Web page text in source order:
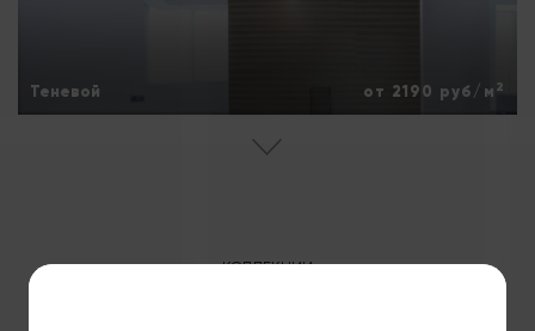
Теневой от 2190 руб/м 2
КОЛЛЕКЦИИ